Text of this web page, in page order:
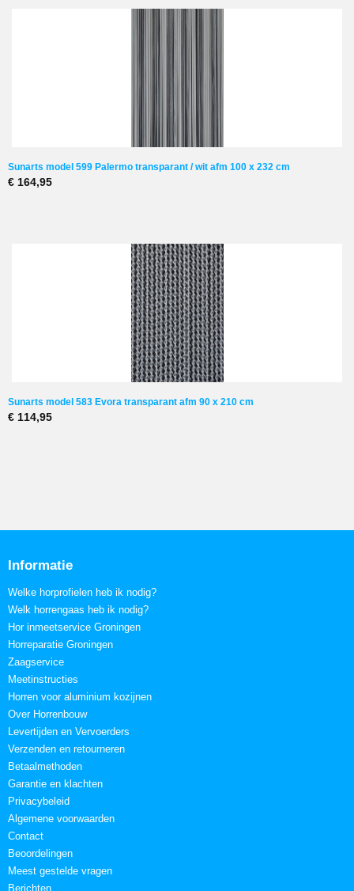
Sunarts model 599 Palermo transparant / wit afm 100 x 232 cm
€ 164,95
Sunarts model 583 Evora transparant afm 90 x 210 cm
€ 114,95
Informatie
Welke horprofielen heb ik nodig?
Welk horrengaas heb ik nodig?
Hor inmeetservice Groningen
Horreparatie Groningen
Zaagservice
Meetinstructies
Horren voor aluminium kozijnen
Over Horrenbouw
Levertijden en Vervoerders
Verzenden en retourneren
Betaalmethoden
Garantie en klachten
Privacybeleid
Algemene voorwaarden
Contact
Beoordelingen
Meest gestelde vragen
Berichten